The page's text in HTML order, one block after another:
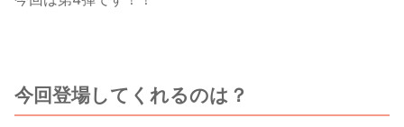
今回登場してくれるのは？